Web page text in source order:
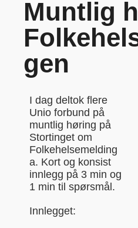
Muntlig
gen
I dag deltok flere
Unio forbund på
muntlig høring på
Stortinget om
Folkehelsemelding
a. Kort og konsist
innlegg på 3 min og
1 min til spørsmål.
Innlegget: